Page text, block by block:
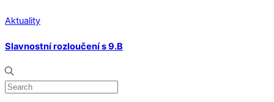
Aktuality
Slavnostní rozloučení s 9.B